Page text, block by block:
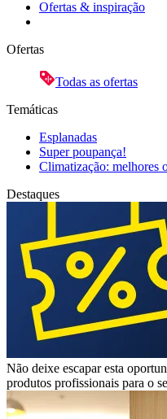
Ofertas & inspiração
Ofertas
Todas as ofertas
Temáticas
Esplanadas
Super poupança!
Climatização: melhores
Destaques
Não deixe escapar esta
produtos profissionais para o